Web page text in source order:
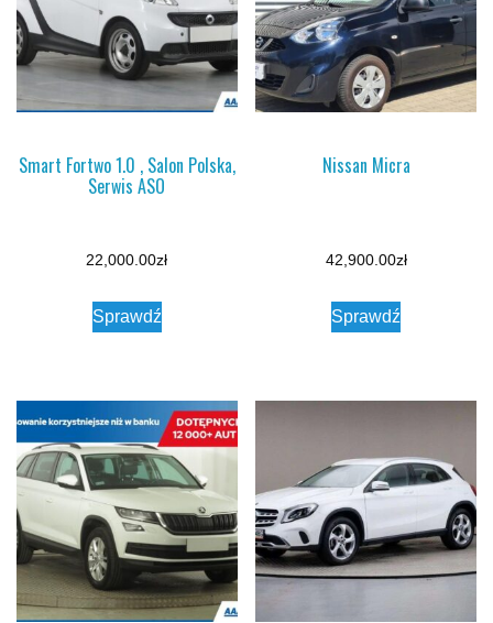
Smart Fortwo 1.0 , Salon Polska,
Serwis ASO
22,000.00zł
Sprawdź
Nissan Micra
42,900.00zł
Sprawdź